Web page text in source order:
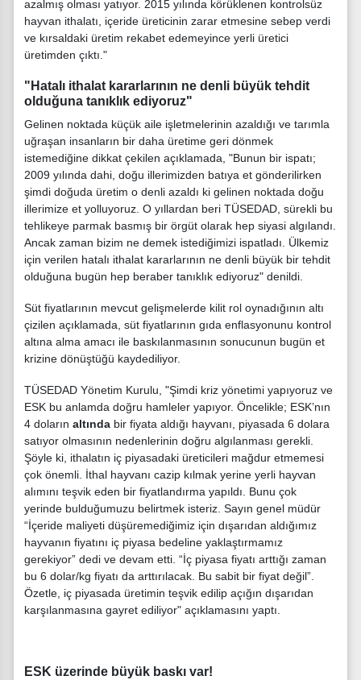
azalmış olması yatıyor. 2015 yılında körüklenen kontrolsüz
hayvan ithalatı, içeride üreticinin zarar etmesine sebep verdi
ve kırsaldaki üretim rekabet edemeyince yerli üretici
üretimden çıktı."
"Hatalı ithalat kararlarının ne denli büyük tehdit
olduğuna tanıklık ediyoruz"
Gelinen noktada küçük aile işletmelerinin azaldığı ve tarımla
uğraşan insanların bir daha üretime geri dönmek
istemediğine dikkat çekilen açıklamada, "Bunun bir ispatı;
2009 yılında dahi, doğu illerimizden batıya et gönderilirken
şimdi doğuda üretim o denli azaldı ki gelinen noktada doğu
illerimize et yolluyoruz. O yıllardan beri TÜSEDAD, sürekli bu
tehlikeye parmak basmış bir örgüt olarak hep siyasi algılandı.
Ancak zaman bizim ne demek istediğimizi ispatladı. Ülkemiz
için verilen hatalı ithalat kararlarının ne denli büyük bir tehdit
olduğuna bugün hep beraber tanıklık ediyoruz" denildi.
Süt fiyatlarının mevcut gelişmelerde kilit rol oynadığının altı
çizilen açıklamada, süt fiyatlarının gıda enflasyonunu kontrol
altına alma amacı ile baskılanmasının sonucunun bugün et
krizine dönüştüğü kaydediliyor.
TÜSEDAD Yönetim Kurulu, "Şimdi kriz yönetimi yapıyoruz ve
ESK bu anlamda doğru hamleler yapıyor. Öncelikle; ESK’nın
4 doların altında bir fiyata aldığı hayvanı, piyasada 6 dolara
satıyor olmasının nedenlerinin doğru algılanması gerekli.
Şöyle ki, ithalatın iç piyasadaki üreticileri mağdur etmemesi
çok önemli. İthal hayvanı cazip kılmak yerine yerli hayvan
alımını teşvik eden bir fiyatlandırma yapıldı. Bunu çok
yerinde bulduğumuzu belirtmek isteriz. Sayın genel müdür
“İçeride maliyeti düşüremediğimiz için dışarıdan aldığımız
hayvanın fiyatını iç piyasa bedeline yaklaştırmamız
gerekiyor” dedi ve devam etti. “İç piyasa fiyatı arttığı zaman
bu 6 dolar/kg fiyatı da arttırılacak. Bu sabit bir fiyat değil”.
Özetle, iç piyasada üretimin teşvik edilip açığın dışarıdan
karşılanmasına gayret ediliyor" açıklamasını yaptı.
ESK üzerinde büyük baskı var!